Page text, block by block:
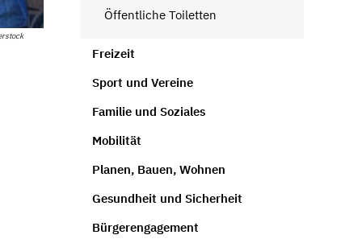
Öffentliche Toiletten
Freizeit
Sport und Vereine
Familie und Soziales
Mobilität
Planen, Bauen, Wohnen
Gesundheit und Sicherheit
Bürgerengagement